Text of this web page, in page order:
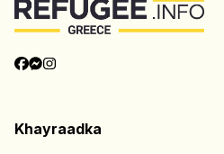
Khayraadka